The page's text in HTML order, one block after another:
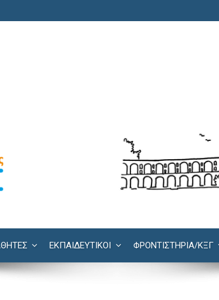
ΕΚΠΑΙΔΕΥΤΙΚΟΙ ΦΡΟΝΤΙΣΤΉΡΙΑ/KΞΓ